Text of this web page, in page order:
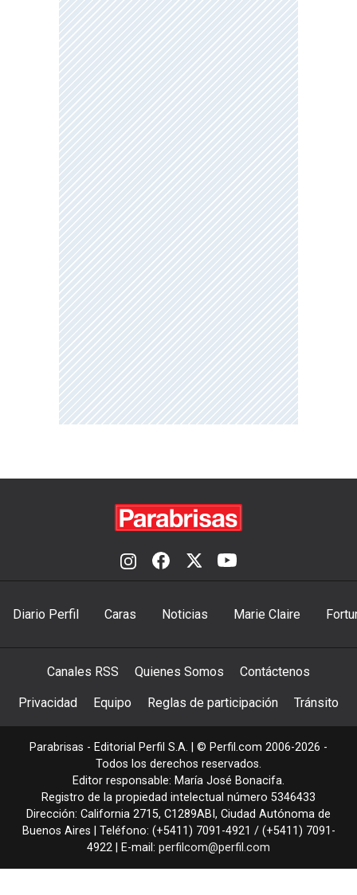
Diario Perfil Caras Noticias Marie Claire
Canales RSS Quienes Somos Contáctenos
Privacidad Equipo Reglas de participación Tránsito
Parabrisas - Editorial Perfil S.A. | © Perfil.com 2006-2026 -
Todos los derechos reservados.
Editor responsable: María José Bonacifa.
Registro de la propiedad intelectual número 5346433
Dirección: California 2715, C1289ABI , Ciudad Autónoma de
Buenos Aires | Teléfono: (+5411) 7091-4921 / (+5411) 7091-
4922 | E-mail: perfilcom@perfil.com